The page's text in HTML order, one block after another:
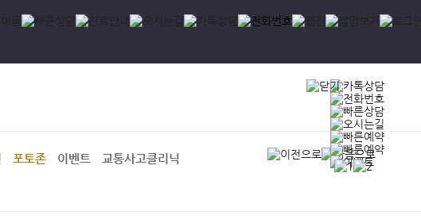
포토존 이벤트 교통사고클리닉